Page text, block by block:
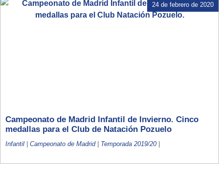
24 de febrero de 2020
Campeonato de Madrid Infantil de Invierno. Cinco
medallas para el Club de Natación Pozuelo
Infantil | Campeonato de Madrid| Temporada 2019/20 |